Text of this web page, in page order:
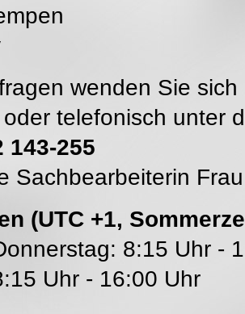
wenden Sie
telefonisch unter
143-255
Sachbearbeiterin Frau
(UTC +1,
8:15 Uhr -
Uhr - 16:00 Uhr